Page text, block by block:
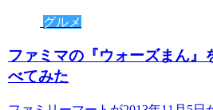
グルメ
ファミマの『ウォーズまん』
べてみた